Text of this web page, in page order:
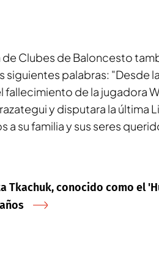
de Clubes de Baloncesto
siguientes palabras: "Desde
fallecimiento de la jugadora
y disputara la última
a su familia y sus seres
Tkachuk, conocido como el